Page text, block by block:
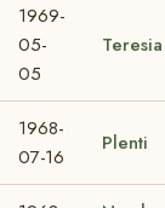
1969-
05-
05
Teresia
1968-
07-16
Plenti